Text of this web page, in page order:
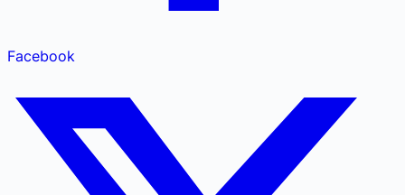
Facebook